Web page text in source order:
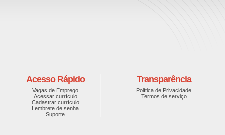
Acesso Rápido
Vagas de Emprego
Acessar currículo
Cadastrar currículo
Lembrete de senha
Suporte
Transparência
Política de Privacidade
Termos de serviço